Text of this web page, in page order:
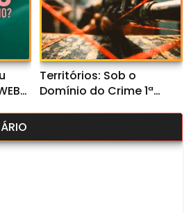
Territórios: Sob o
Domínio do Crime 1ª